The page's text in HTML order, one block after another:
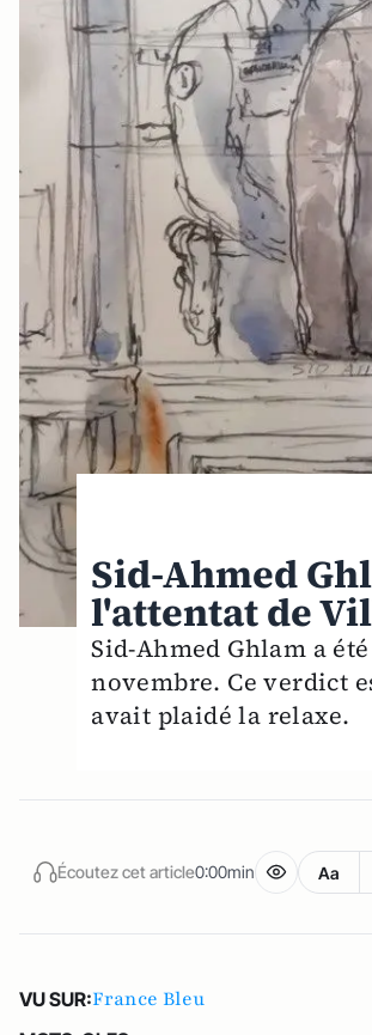
Sid-Ahmed
l'attentat de
Sid-Ahmed Ghlam a
novembre. Ce verdict
avait plaidé la relaxe.
Écoutez cet article0:00min Aa
VU SUR:France Bleu